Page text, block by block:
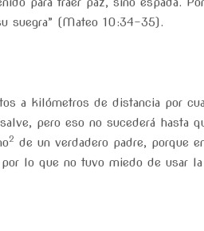
suegra” (Mateo 10:34-35).
a kilómetros de distancia por
pero eso no sucederá hasta
2 de un verdadero padre, porque
lo que no tuvo miedo de usar